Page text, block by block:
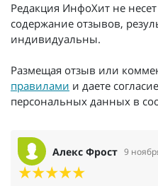
Редакция ИнфоХит не несет
содержание отзывов,
индивидуальны.
Размещая отзыв или
правилами и даете
персональных данных в
Алекс Фрост 9